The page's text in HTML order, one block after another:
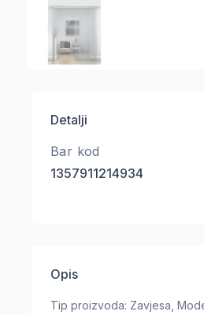
Detalji
Bar kod
1357911214934
Opis
Tip proizvoda: Zavjesa,